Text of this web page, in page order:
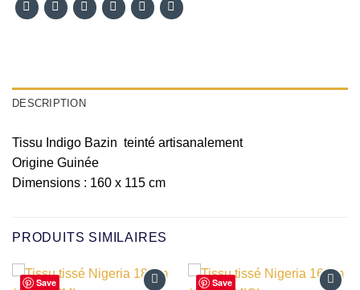
DESCRIPTION
Tissu Indigo Bazin teinté artisanalement
Origine Guinée
Dimensions : 160 x 115 cm
PRODUITS SIMILAIRES
Save Save